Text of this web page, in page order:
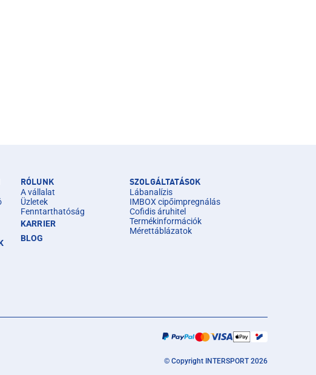
RÓLUNK
A vállalat
Üzletek
Fenntarthatóság
KARRIER
BLOG
SZOLGÁLTATÁSOK
Lábanalízis
IMBOX cipőimpregnálás
Cofidis áruhitel
Termékinformációk
Mérettáblázatok
© Copyright INTERSPORT 2026